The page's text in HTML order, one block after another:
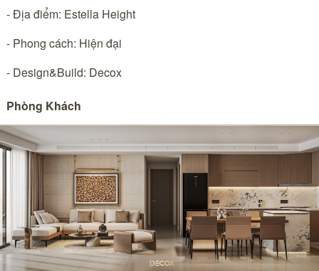
- Địa điểm: Estella Height
- Phong cách: Hiện đại
- Design&Build: Decox
Phòng Khách